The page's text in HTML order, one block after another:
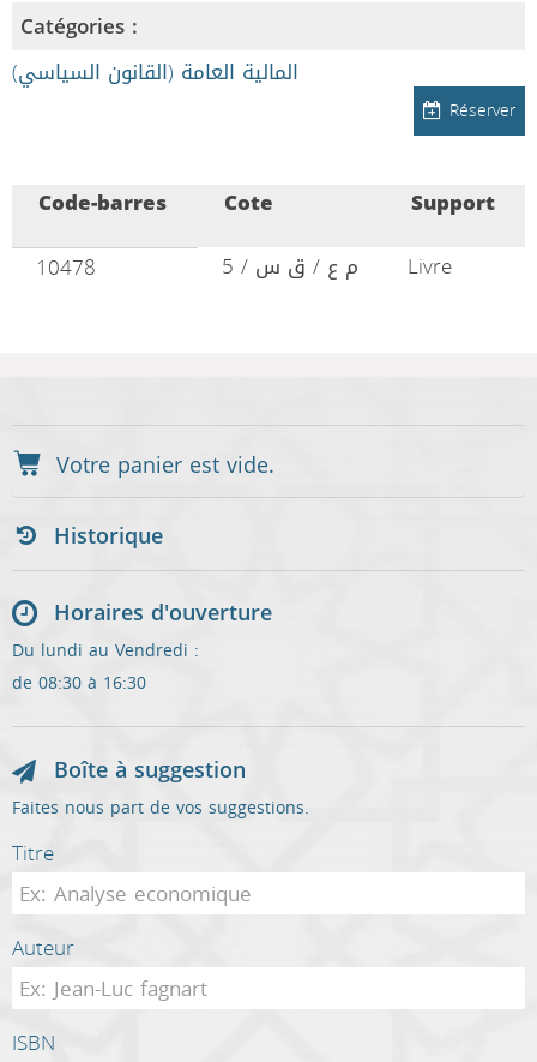
Catégories :
المالية العامة (القانون السياسي)
Réserver
Code-barres Cote
Support
10478
م ع / ق س / 5 Livre
Historique
Horaires d'ouverture
Du lundi au Vendredi :
de 08:30 à 16:30
Boîte à suggestion
Faites nous part de vos suggestions.
Titre
Auteur
ISBN